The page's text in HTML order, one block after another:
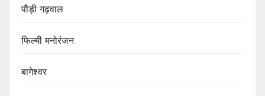
पौड़ी गढ़वाल
फिल्मी मनोरंजन
बागेश्वर